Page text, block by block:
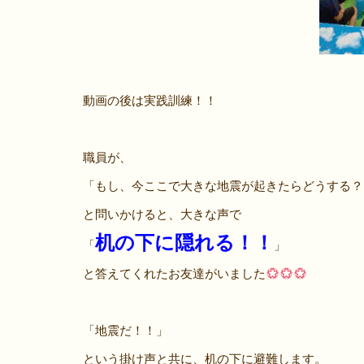
動画の後は実践訓練！！
職員が、
「もし、今ここで大きな地震が起きたらどうする
と問いかけると、大きな声で
「 机の下に隠れる！！
」
と答えてくれたお友達がいました
「地震だ！！」
という掛け声と共に、机の下に避難します。